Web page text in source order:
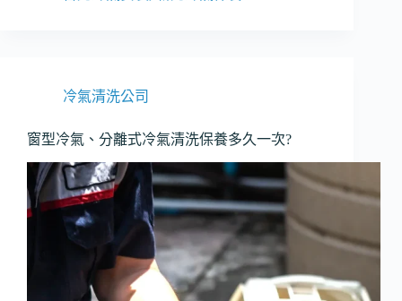
HITACHI
管
安
裝
冷氣清洗公司
窗型冷氣、分離式冷氣清洗保養多久一次?